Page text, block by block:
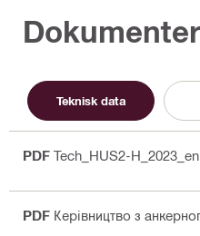
Dokumenter
Teknisk data
PDF Tech_HUS2-H_2023_en
PDF Керівництво з